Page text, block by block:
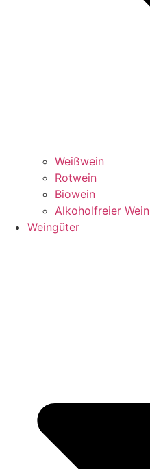
Weißwein
Rotwein
Biowein
Alkoholfreier Wein
Weingüter